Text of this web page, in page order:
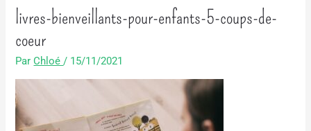
livres-bienveillants-pour-enfants-5-coups-de-
coeur
ParChloé/ 15/11/2021